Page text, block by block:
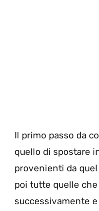
Il primo passo da
quello di spostare
provenienti da
poi tutte quelle
successivamente